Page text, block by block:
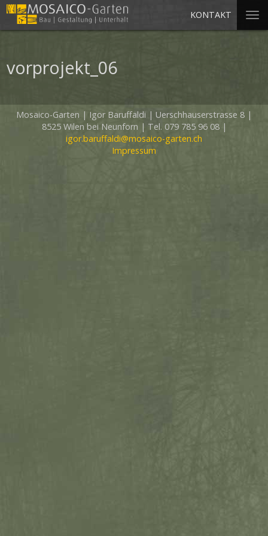
KONTAKT
vorprojekt_06
Mosaico-Garten | Igor Baruffaldi | Uerschhauserstrasse 8 |
8525 Wilen bei Neunforn | Tel. 079 785 96 08|
igor.baruffaldi@mosaico-garten.ch
Impressum